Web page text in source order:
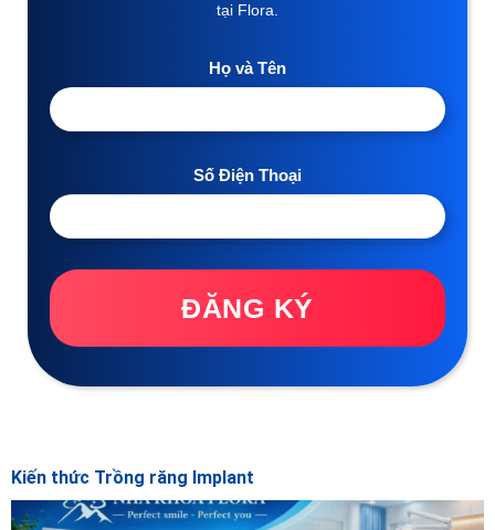
tại Flora.
Họ và Tên
Số Điện Thoại
ĐĂNG KÝ
Kiến thức Trồng răng Implant